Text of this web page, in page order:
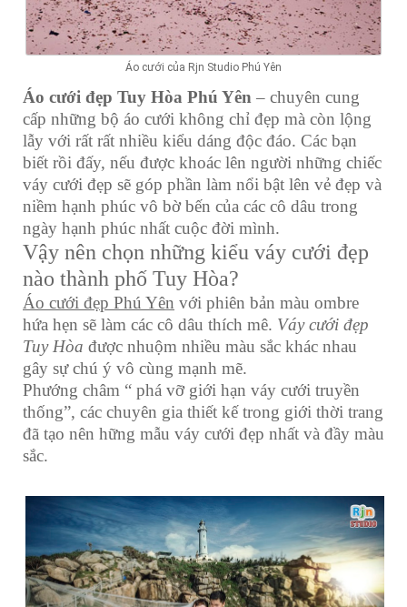
Áo cưới của Rjn Studio Phú Yên
Áo cưới đẹp Tuy Hòa Phú Yên – chuyên cung
cấp những bộ áo cưới không chỉ đẹp mà còn lộng
lẫy với rất rất nhiều kiểu dáng độc đáo. Các bạn
biết rồi đấy, nếu được khoác lên người những chiếc
váy cưới đẹp sẽ góp phần làm nổi bật lên vẻ đẹp và
niềm hạnh phúc vô bờ bến của các cô dâu trong
ngày hạnh phúc nhất cuộc đời mình.
Vậy nên chọn những kiểu váy cưới đẹp
nào thành phố Tuy Hòa?
Áo cưới đẹp Phú Yên với phiên bản màu ombre
hứa hẹn sẽ làm các cô dâu thích mê. Váy cưới đẹp
Tuy Hòa được nhuộm nhiều màu sắc khác nhau
gây sự chú ý vô cùng mạnh mẽ.
Phướng châm “ phá vỡ giới hạn váy cưới truyền
thống”, các chuyên gia thiết kế trong giới thời trang
đã tạo nên hững mẫu váy cưới đẹp nhất và đầy màu
sắc.